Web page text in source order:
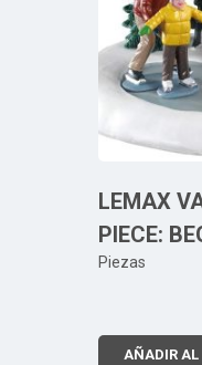
LEMAX
PIECE:
Piezas
AÑADIR AL